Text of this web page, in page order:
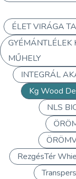
ÉLET VIRÁGA
GYÉMÁNTLÉLEK
MŰHELY
INTEGRÁL
Kg Wood
NLS
RezgésTér